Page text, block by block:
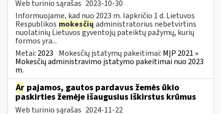
Web turinio sąrašas 2023-10-30
Informuojame, kad nuo 2023 m. lapkričio 1 d. Lietuvos
Respublikos mokesčių administratorius nebetvirtins
nuolatinių Lietuvos gyventojų pateiktų pažymų, kurių
formos yra...
Metai: 2023 Mokesčių įstatymų pakeitimai: MĮP 2021 »
Mokesčių administravimo įstatymo pakeitimai nuo 2023
m.
Ar pajamos, gautos pardavus žemės ūkio
paskirties žemėje išaugusius iškirstus krūmus
Web turinio sąrašas 2024-11-22